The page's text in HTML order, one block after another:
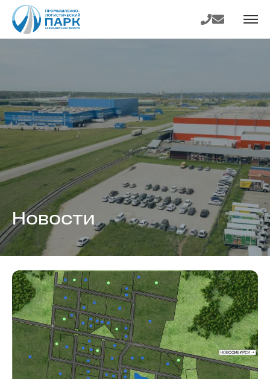
На главную
страницу
Телефон
E-mail
Новости